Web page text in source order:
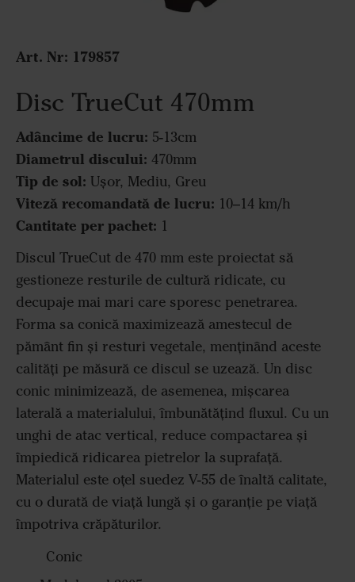
Art. Nr: 179857
Disc TrueCut 470mm
Adâncime de lucru: 5-13cm
Diametrul discului: 470mm
Tip de sol: Ușor, Mediu, Greu
Viteză recomandată de lucru: 10–14 km/h
Cantitate per pachet: 1
Discul TrueCut de 470 mm este proiectat să
gestioneze resturile de cultură ridicate, cu
decupaje mai mari care sporesc penetrarea.
Forma sa conică maximizează amestecul de
pământ fin și resturi vegetale, menținând aceste
calități pe măsură ce discul se uzează. Un disc
conic minimizează, de asemenea, mișcarea
laterală a materialului, îmbunătățind fluxul. Cu un
unghi de atac vertical, reduce compactarea și
împiedică ridicarea pietrelor la suprafață.
Materialul este oțel suedez V-55 de înaltă calitate,
cu o durată de viață lungă și o garanție pe viață
împotriva crăpăturilor.
Conic